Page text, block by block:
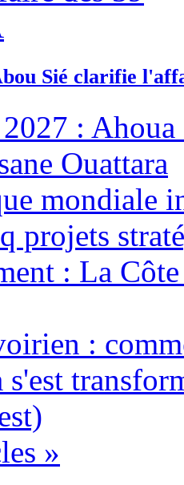
Sié clarifie
:
Ouattara
mondiale
projets
: La
:
s'est
»